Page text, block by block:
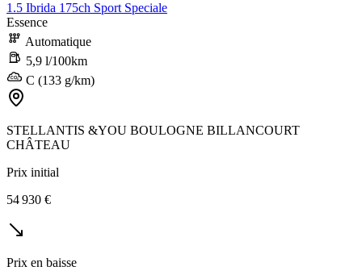
1.5 Ibrida 175ch Sport Speciale
Essence
Automatique
5,9 l/100km
C (133 g/km)
STELLANTIS &YOU BOULOGNE BILLANCOURT
CHÂTEAU
Prix initial
54 930 €
Prix en baisse